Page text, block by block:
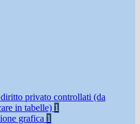
privato controllati (da
in tabelle) 1
grafica 1